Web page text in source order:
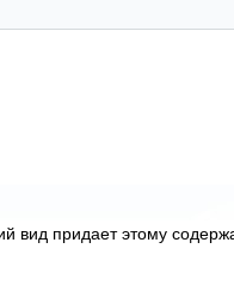
вид придает этому